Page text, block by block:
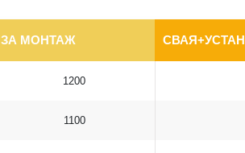
ЗА МОНТАЖ
1200
1100